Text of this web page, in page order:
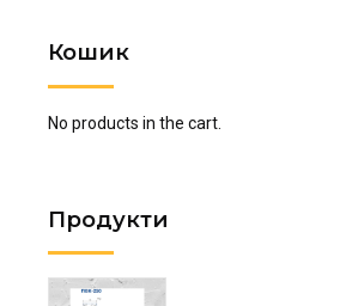
Кошик
No products in the cart.
Продукти